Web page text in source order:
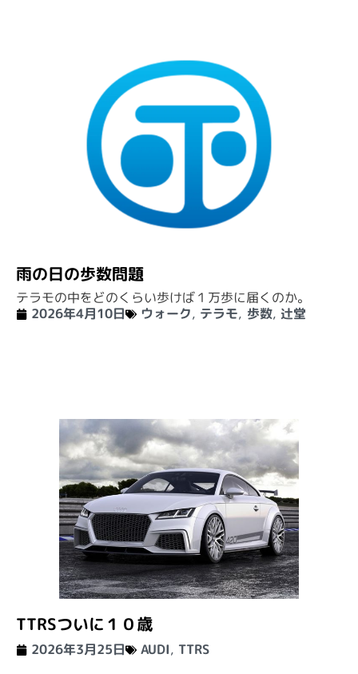
雨の日の歩数問題
テラモの中をどのくらい歩けば１万歩に届くのか。
2026年4月10日
ウォーク, テラモ, 歩数, 辻堂
TTRSついに１０歳
2026年3月25日 AUDI, TTRS